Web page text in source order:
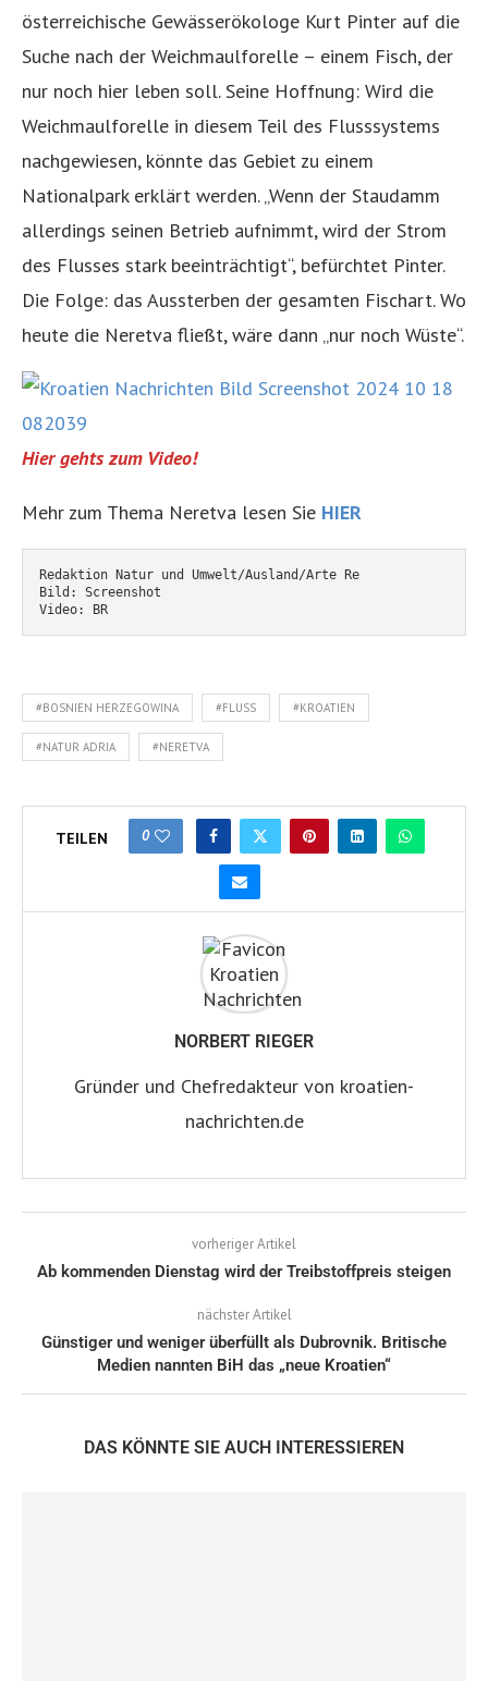
österreichische Gewässerökologe Kurt Pinter auf die
Suche nach der Weichmaulforelle – einem Fisch, der
nur noch hier leben soll. Seine Hoffnung: Wird die
Weichmaulforelle in diesem Teil des Flusssystems
nachgewiesen, könnte das Gebiet zu einem
Nationalpark erklärt werden. „Wenn der Staudamm
allerdings seinen Betrieb aufnimmt, wird der Strom
des Flusses stark beeinträchtigt“, befürchtet Pinter.
Die Folge: das Aussterben der gesamten Fischart. Wo
heute die Neretva fließt, wäre dann „nur noch Wüste“.
Hier gehts zum Video!
Mehr zum Thema Neretva lesen Sie HIER
Redaktion Natur und Umwelt/Ausland/Arte Re
Bild: Screenshot
Video: BR
#BOSNIEN HERZEGOWINA #FLUSS #KROATIEN
#NATUR ADRIA #NERETVA
TEILEN 0
NORBERT RIEGER
Gründer und Chefredakteur von kroatien-
nachrichten.de
vorheriger Artikel
Ab kommenden Dienstag wird der Treibstoffpreis steigen
nächster Artikel
Günstiger und weniger überfüllt als Dubrovnik. Britische
Medien nannten BiH das „neue Kroatien“
DAS KÖNNTE SIE AUCH INTERESSIEREN